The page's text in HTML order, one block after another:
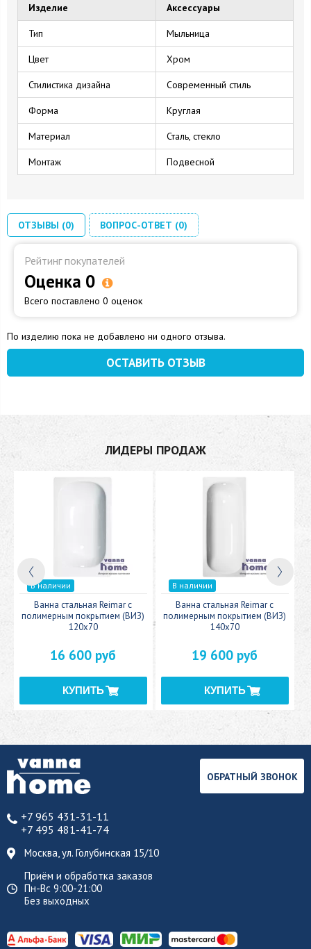
Изделие Аксессуары
Тип Мыльница
Цвет Хром
Стилистика дизайна Современный стиль
Форма Круглая
Материал Сталь, стекло
Монтаж Подвесной
ОТЗЫВЫ (0) ВОПРОС-ОТВЕТ (0)
Рейтинг покупателей
Оценка 0
Всего поставлено 0 оценок
По изделию пока не добавлено ни одного отзыва.
ОСТАВИТЬ ОТЗЫВ
ЛИДЕРЫ ПРОДАЖ
В наличии
Ванна стальная Reimar с
полимерным покрытием (ВИЗ)
120x70
16 600 руб
В наличии
Ванна стальная Reimar с
полимерным покрытием (ВИЗ)
140x70
19 600 руб
+7 965 431-31-11
+7 495 481-41-74
Москва, ул. Голубинская 15/10
Приём и обработка заказов
Пн-Вс 9:00-21:00
Без выходных
ОБРАТНЫЙ ЗВОНОК